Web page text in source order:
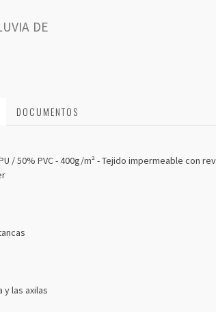
DE
DOCUMENTOS
/ 50% PVC - 400g/m² - Tejido impermeable con
y las axilas